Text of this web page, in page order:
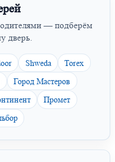
— подберём
дверь.
Shweda
Torex
Город Мастеров
Промет